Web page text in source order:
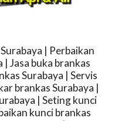
| Perbaikan
| Jasa buka brankas
Surabaya | Servis
brankas Surabaya |
| Seting kunci
kunci brankas